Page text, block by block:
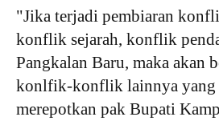
"Jika terjadi pembiaran
konflik sejarah, konflik
Pangkalan Baru, maka akan
konlfik-konflik lainnya yang
merepotkan pak Bupati